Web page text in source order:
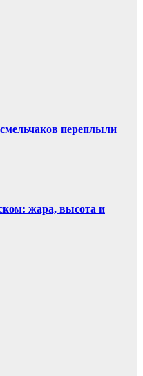
переплыли
жара, высота и